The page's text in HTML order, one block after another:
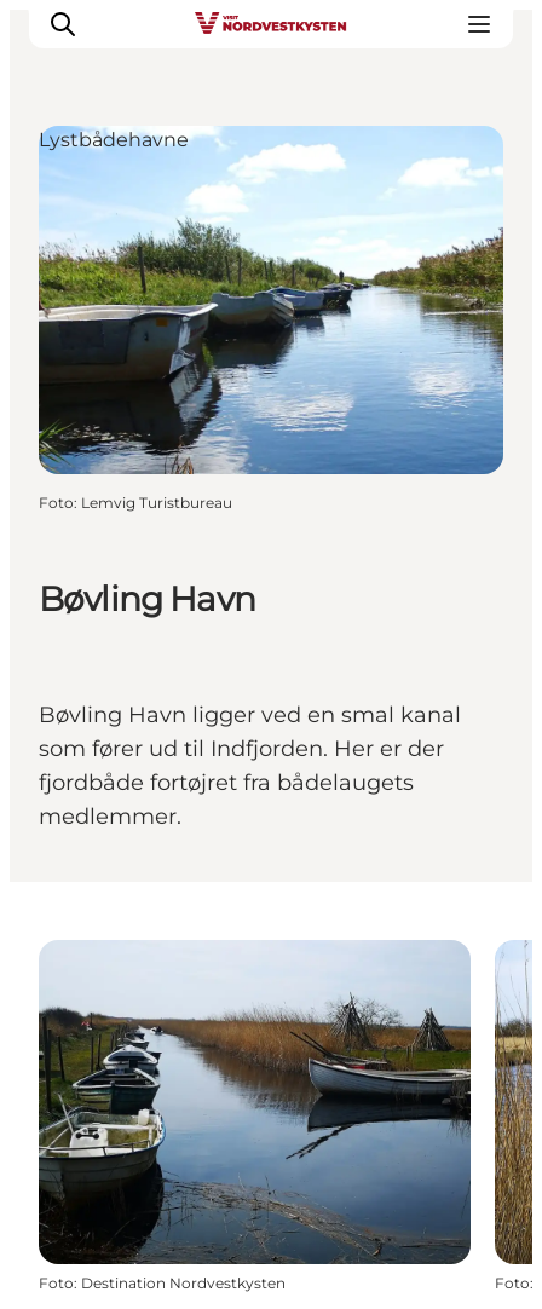
Feriesteder
Inspiration
Handicapvenlig ferie
Events
Overnatning
Planlæg din ferie
Bøvling Havn
Bøvling Havn ligger ved en smal kanal
som fører ud til Indfjorden. Her er der
fjordbåde fortøjret fra bådelaugets
medlemmer.
Lystbådehavne
Foto: Lemvig Turistbureau
Foto: Destination Nordvestkysten Foto: